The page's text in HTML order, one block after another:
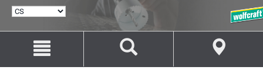
Obsah
Navigaci